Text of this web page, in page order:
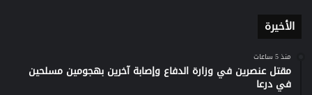
الأخيرة
منذ 5 ساعات
مقتل عنصرين في وزارة الدفاع وإصابة آخرين بهجومين مسلحين
في درعا